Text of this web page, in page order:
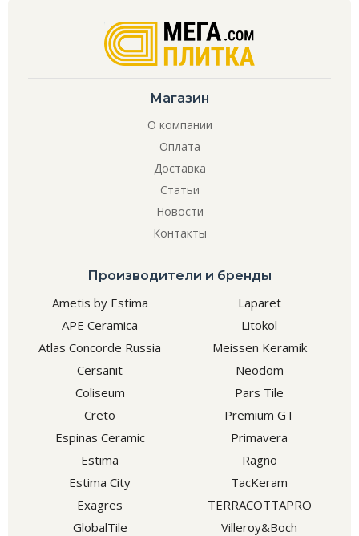
Магазин
О компании
Оплата
Доставка
Статьи
Новости
Контакты
Производители и бренды
Ametis by Estima
APE Ceramica
Atlas Concorde Russia
Cersanit
Coliseum
Creto
Espinas Ceramic
Estima
Estima City
Exagres
GlobalTile
Laparet
Litokol
Meissen Keramik
Neodom
Pars Tile
Premium GT
Primavera
Ragno
TacKeram
TERRACOTTAPRO
Villeroy&Boch